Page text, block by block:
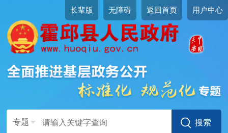
长辈版 无障碍 返回首页 用户中心
专题